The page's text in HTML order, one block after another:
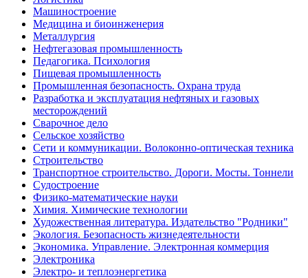
Машиностроение
Медицина и биоинженерия
Металлургия
Нефтегазовая промышленность
Педагогика. Психология
Пищевая промышленность
Промышленная безопасность. Охрана труда
Разработка и эксплуатация нефтяных и газовых
месторождений
Сварочное дело
Сельское хозяйство
Сети и коммуникации. Волоконно-оптическая техника
Строительство
Транспортное строительство. Дороги. Мосты. Тоннели
Судостроение
Физико-математические науки
Химия. Химические технологии
Художественная литература. Издательство "Родники"
Экология. Безопасность жизнедеятельности
Экономика. Управление. Электронная коммерция
Электроника
Электро- и теплоэнергетика